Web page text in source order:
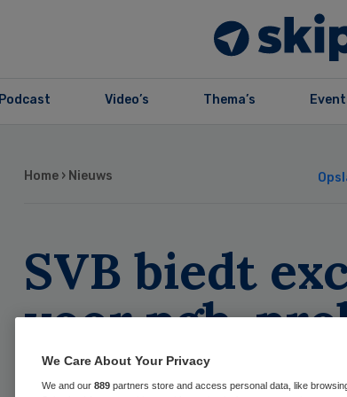
Podcast Video’s Thema’s
Home › Nieuws
SVB biedt
voor pgb-
We Care About Your Privacy
We and our 889 partners store and access personal data, like